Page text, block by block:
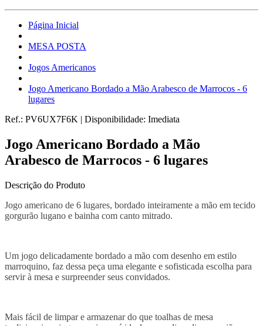
Página Inicial
MESA POSTA
Jogos Americanos
Jogo Americano Bordado a Mão Arabesco de Marrocos - 6
lugares
Ref.: PV6UX7F6K | Disponibilidade: Imediata
Jogo Americano Bordado a Mão
Arabesco de Marrocos - 6 lugares
Descrição do Produto
Jogo americano de 6 lugares, bordado inteiramente a mão em tecido
gorgurão lugano e bainha com canto mitrado.
Um jogo delicadamente bordado a mão com desenho em estilo
marroquino, faz dessa peça uma elegante e sofisticada escolha para
servir à mesa e surpreender seus convidados.
Mais fácil de limpar e armazenar do que toalhas de mesa